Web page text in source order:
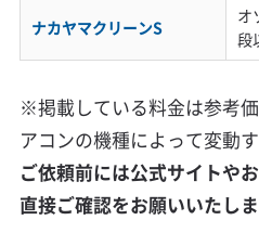
す。
ているつもりが、結果的
吸い込み続けることに
目詰まりも早く、内部の
ナカヤマクリーンS
オ
段
※掲載している料金は参考
アコンの機種によって変動
ご依頼前には公式サイトや
直接ご確認をお願いいたしま